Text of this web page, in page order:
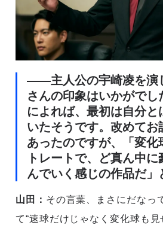
――主人公の宇崎凌を演
さんの印象はいかがで
によれば、最初は自分と
いたそうです。改めてお
あったのですが、「変化
トレートで、ど真ん中
んでいく感じの作品だ」
山田： その言葉、まさにだなっ
て“速球だけじゃなく変化球も